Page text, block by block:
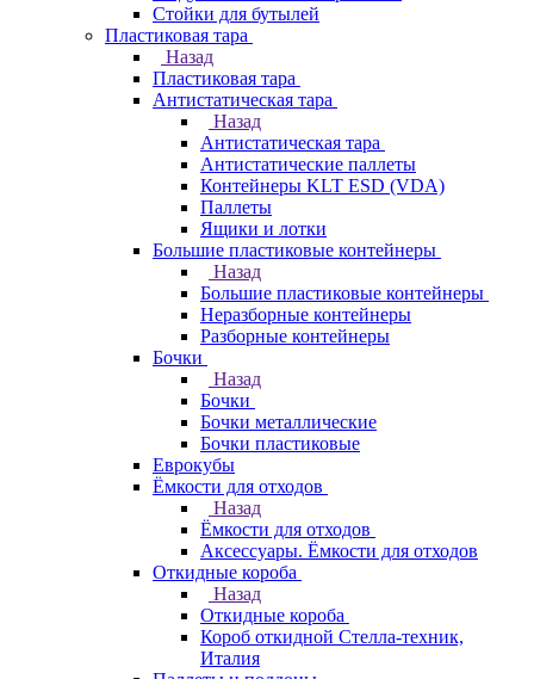
Стойки для бутылей
Пластиковая тара
Назад
Пластиковая тара
Антистатическая тара
Назад
Антистатическая тара
Антистатические паллеты
Контейнеры KLT ESD (VDA)
Паллеты
Ящики и лотки
Большие пластиковые контейнеры
Назад
Большие пластиковые контейнеры
Неразборные контейнеры
Разборные контейнеры
Бочки
Назад
Бочки
Бочки металлические
Бочки пластиковые
Еврокубы
Ёмкости для отходов
Назад
Ёмкости для отходов
Аксессуары. Ёмкости для отходов
Откидные короба
Назад
Откидные короба
Короб откидной Стелла-техник,
Италия